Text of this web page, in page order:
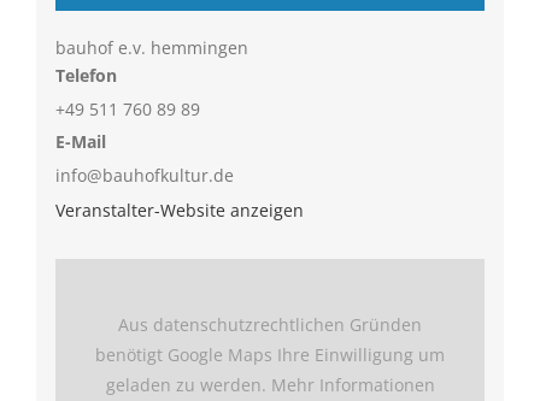
bauhof e.v. hemmingen
Telefon
+49 511 760 89 89
E-Mail
info@bauhofkultur.de
Veranstalter-Website anzeigen
Aus datenschutzrechtlichen Gründen
benötigt Google Maps Ihre Einwilligung um
geladen zu werden. Mehr Informationen